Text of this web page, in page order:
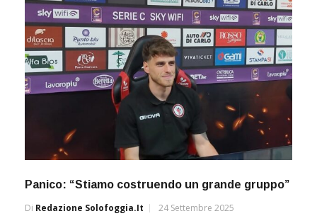
Panico: “Stiamo costruendo un grande gruppo”
Di Redazione Solofoggia.it 24 Settembre 2025